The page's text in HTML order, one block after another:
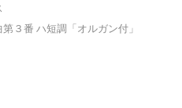
３番 ハ短調「オルガン付」